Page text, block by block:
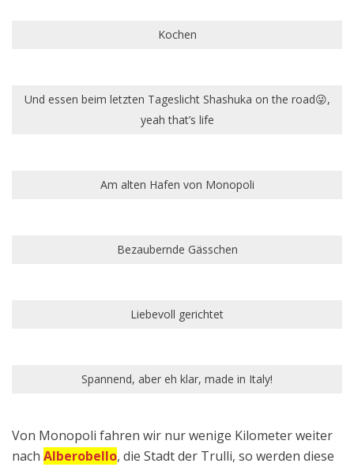
Kochen
Und essen beim letzten Tageslicht Shashuka on the road😜,
yeah that’s life
Am alten Hafen von Monopoli
Bezaubernde Gässchen
Liebevoll gerichtet
Spannend, aber eh klar, made in Italy!
Von Monopoli fahren wir nur wenige Kilometer weiter
nach Alberobello, die Stadt der Trulli, so werden diese